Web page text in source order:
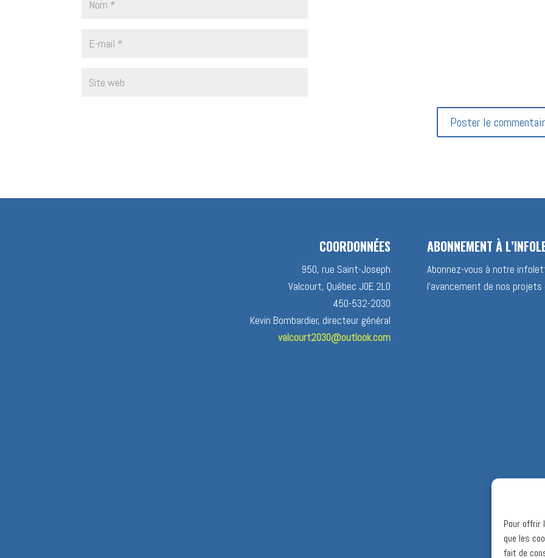
Pour offrir
que les
fait de
COORDONNÉES
950, rue Saint-Joseph
Valcourt, Québec J0E 2L0
450-532-2030
Kevin Bombardier, directeur général
valcourt2030@outlook.com
ABONNEMENT À
Abonnez-vous à notre
l’avancement de nos